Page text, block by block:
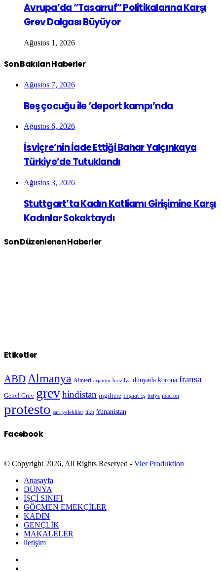
Avrupa’da “Tasarruf” Politikalarına Karşı
Grev Dalgası Büyüyor
Ağustos 1, 2026
Son Bakılan Haberler
Ağustos 7, 2026
Beş çocuğu ile ‘deport kampı’nda
Ağustos 6, 2026
İsviçre’nin İade Ettiği Bahar Yalçınkaya
Türkiye’de Tutuklandı
Ağustos 3, 2026
Stuttgart’ta Kadın Katliamı Girişimine Karşı
Kadınlar Sokaktaydı
Son Düzenlenen Haberler
Etiketler
ABD Almanya Alınteri arjantin brezilya dünyada korona fransa
Genel Grev grevhindistan ingiltere inşaat-iş italya macron
protesto sarı yelekliler tikb Yunanistan
Facebook
© Copyright 2026, All Rights Reserved - Vier Produktion
Anasayfa
DÜNYA
İŞÇİ SINIFI
GÖÇMEN EMEKÇİLER
KADIN
GENÇLİK
MAKALELER
iletişim